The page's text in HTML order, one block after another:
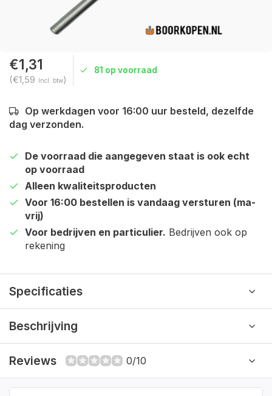
€1,31
(€1,59 Incl. btw)
81 op voorraad
Op werkdagen voor 16:00 uur besteld, dezelfde
dag verzonden.
De voorraad die aangegeven staat is ook echt
op voorraad
Alleen kwaliteitsproducten
Voor 16:00 bestellen is vandaag versturen (ma-
vrij)
Voor bedrijven en particulier. Bedrijven ook op
rekening
Specificaties
Beschrijving
Reviews 0/10